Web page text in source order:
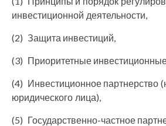
инвестиционной деятельности,
(2) Защита инвестиций,
(3) Приоритетные
(4) Инвестиционное партнерство
юридического лица),
(5) Государственно-частное